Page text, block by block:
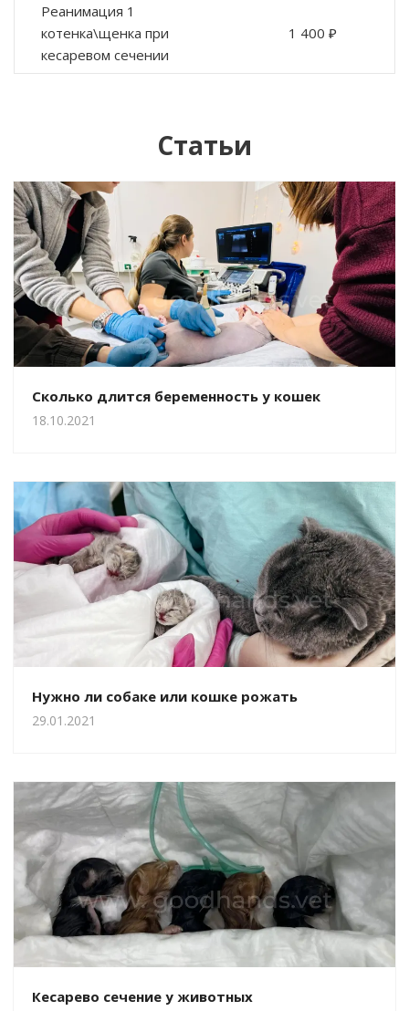
Реанимация 1
котенка\щенка при
кесаревом сечении
1 400 ₽
Статьи
Сколько длится беременность у кошек
18.10.2021
Нужно ли собаке или кошке рожать
29.01.2021
Кесарево сечение у животных